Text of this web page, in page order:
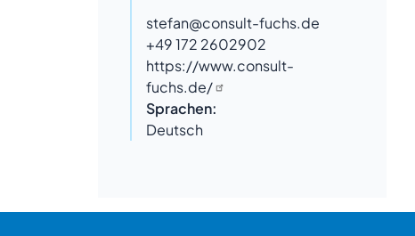
stefan@consult-fuchs.de
+49 172 2602902
https://www.consult-
fuchs.de/
Sprachen:
Deutsch